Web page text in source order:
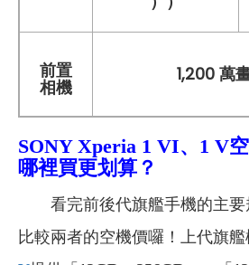
前置
相機
1,200 萬
SONY Xperia 1 VI、1 V
哪裡買更划算？
看完前後代旗艦手機的主要
比較兩者的空機價囉！上代旗艦